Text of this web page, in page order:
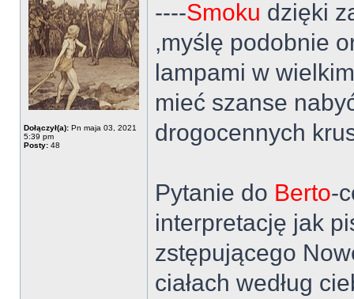
Dołączył(a): Pn maja 03, 2021
5:39 pm
Posty: 48
----Smoku dzięki
,myślę podobnie
lampami w
mieć szanse
drogocennych
Pytanie do Berto-
interpretację jak
zstępującego
ciałach według